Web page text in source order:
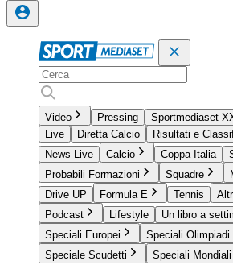
Video Pressing Sportmediaset
Live
Diretta Calcio
Risultati e
News Live
Calcio Coppa Italia
Probabili Formazioni
Squadre
Drive UP
Formula E Tennis
Podcast
Lifestyle
Un libro a
Speciali Europei
Speciali Olimpiadi
Speciale Scudetti
Speciali Mondiali